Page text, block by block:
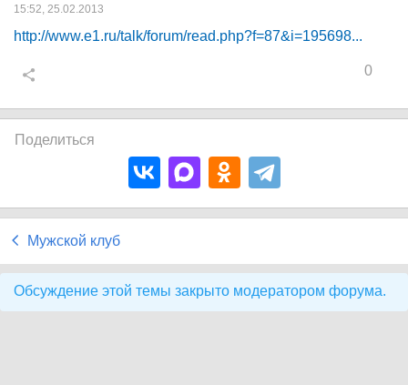
15:52, 25.02.2013
http://www.e1.ru/talk/forum/read.php?f=87&i=195698...
0
Поделиться
Мужской клуб
Обсуждение этой темы закрыто модератором форума.